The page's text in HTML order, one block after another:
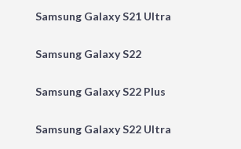
Samsung Galaxy S21 Ultra
Samsung Galaxy S22
Samsung Galaxy S22 Plus
Samsung Galaxy S22 Ultra